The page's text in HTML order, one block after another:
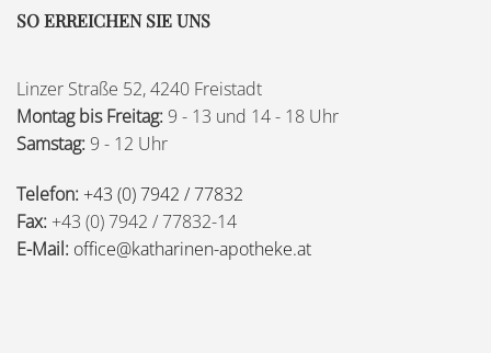
SO ERREICHEN SIE UNS
Linzer Straße 52, 4240 Freistadt
Montag bis Freitag: 9 - 13 und 14 - 18 Uhr
Samstag: 9 - 12 Uhr
Telefon: +43 (0) 7942 / 77832
Fax: +43 (0) 7942 / 77832-14
E-Mail: office@katharinen-apotheke.at